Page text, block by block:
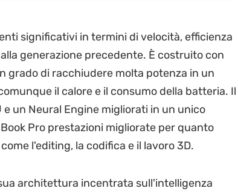
significativi in termini di velocità, efficienza
generazione precedente. È costruito con
grado di racchiudere molta potenza in un
il calore e il consumo della batteria. Il
e un Neural Engine migliorati in un unico
Pro prestazioni migliorate per quanto
l'editing, la codifica e il lavoro 3D.
architettura incentrata sull'intelligenza